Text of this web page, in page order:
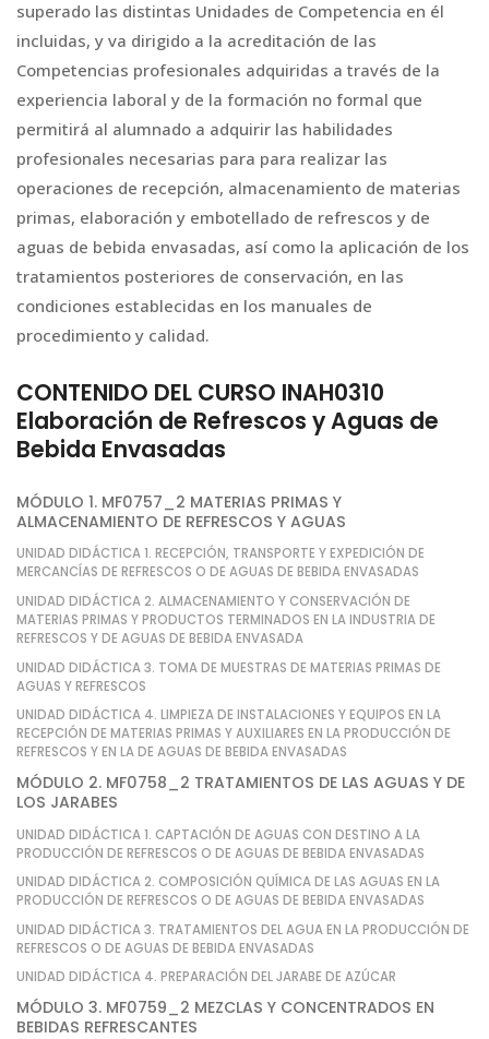
superado las distintas Unidades de Competencia en él
incluidas, y va dirigido a la acreditación de las
Competencias profesionales adquiridas a través de la
experiencia laboral y de la formación no formal que
permitirá al alumnado a adquirir las habilidades
profesionales necesarias para para realizar las
operaciones de recepción, almacenamiento de materias
primas, elaboración y embotellado de refrescos y de
aguas de bebida envasadas, así como la aplicación de los
tratamientos posteriores de conservación, en las
condiciones establecidas en los manuales de
procedimiento y calidad.
CONTENIDO DEL CURSO INAH0310
Elaboración de Refrescos y Aguas de
Bebida Envasadas
MÓDULO 1. MF0757_2 MATERIAS PRIMAS Y
ALMACENAMIENTO DE REFRESCOS Y AGUAS
UNIDAD DIDÁCTICA 1. RECEPCIÓN, TRANSPORTE Y EXPEDICIÓN DE
MERCANCÍAS DE REFRESCOS O DE AGUAS DE BEBIDA ENVASADAS
UNIDAD DIDÁCTICA 2. ALMACENAMIENTO Y CONSERVACIÓN DE
MATERIAS PRIMAS Y PRODUCTOS TERMINADOS EN LA INDUSTRIA DE
REFRESCOS Y DE AGUAS DE BEBIDA ENVASADA
UNIDAD DIDÁCTICA 3. TOMA DE MUESTRAS DE MATERIAS PRIMAS DE
AGUAS Y REFRESCOS
UNIDAD DIDÁCTICA 4. LIMPIEZA DE INSTALACIONES Y EQUIPOS EN LA
RECEPCIÓN DE MATERIAS PRIMAS Y AUXILIARES EN LA PRODUCCIÓN DE
REFRESCOS Y EN LA DE AGUAS DE BEBIDA ENVASADAS
MÓDULO 2. MF0758_2 TRATAMIENTOS DE LAS AGUAS Y DE
LOS JARABES
UNIDAD DIDÁCTICA 1. CAPTACIÓN DE AGUAS CON DESTINO A LA
PRODUCCIÓN DE REFRESCOS O DE AGUAS DE BEBIDA ENVASADAS
UNIDAD DIDÁCTICA 2. COMPOSICIÓN QUÍMICA DE LAS AGUAS EN LA
PRODUCCIÓN DE REFRESCOS O DE AGUAS DE BEBIDA ENVASADAS
UNIDAD DIDÁCTICA 3. TRATAMIENTOS DEL AGUA EN LA PRODUCCIÓN DE
REFRESCOS O DE AGUAS DE BEBIDA ENVASADAS
UNIDAD DIDÁCTICA 4. PREPARACIÓN DEL JARABE DE AZÚCAR
MÓDULO 3. MF0759_2 MEZCLAS Y CONCENTRADOS EN
BEBIDAS REFRESCANTES